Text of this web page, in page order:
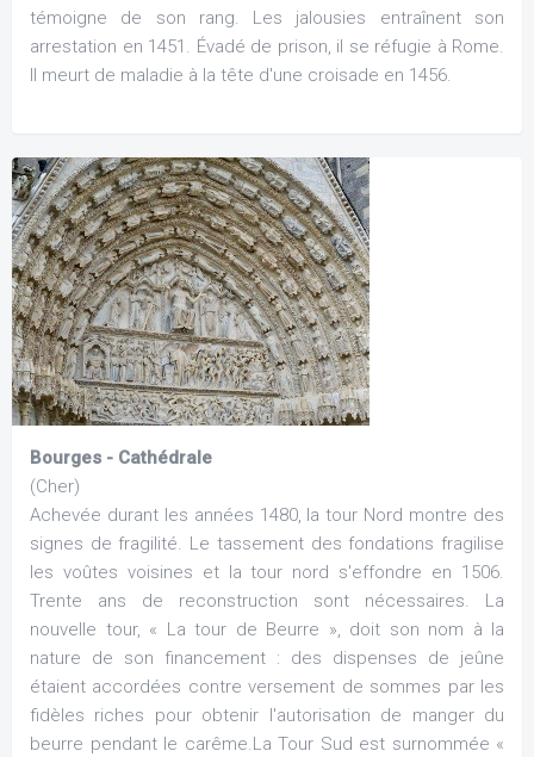
témoigne de son rang. Les jalousies entraînent son
arrestation en 1451. Évadé de prison, il se réfugie à Rome.
Il meurt de maladie à la tête d'une croisade en 1456.
Bourges - Cathédrale
(Cher)
Achevée durant les années 1480, la tour Nord montre des
signes de fragilité. Le tassement des fondations fragilise
les voûtes voisines et la tour nord s'effondre en 1506.
Trente ans de reconstruction sont nécessaires. La
nouvelle tour, « La tour de Beurre », doit son nom à la
nature de son financement : des dispenses de jeûne
étaient accordées contre versement de sommes par les
fidèles riches pour obtenir l'autorisation de manger du
beurre pendant le carême.La Tour Sud est surnommée «